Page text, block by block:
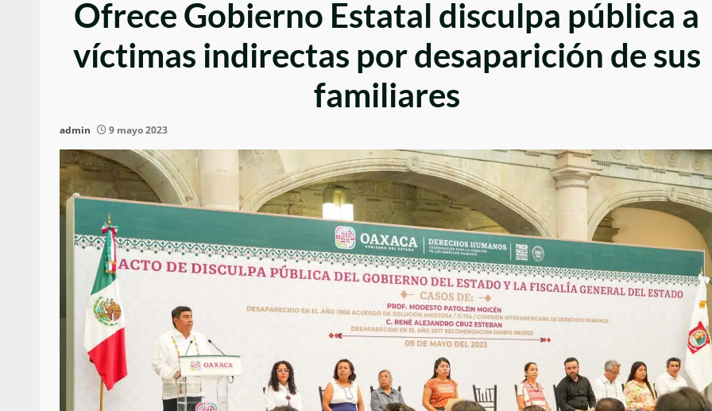
Ofrece Gobierno Estatal disculpa pública a
víctimas indirectas por desaparición de sus
familiares
admin 9 mayo 2023